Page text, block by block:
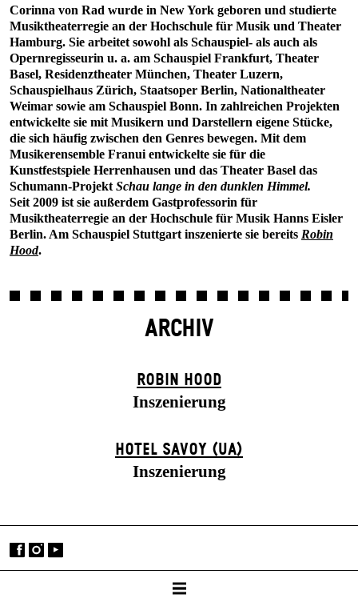
Corinna von Rad wurde in New York geboren und studierte
Musiktheaterregie an der Hochschule für Musik und Theater
Hamburg. Sie arbeitet sowohl als Schauspiel- als auch als
Opernregisseurin u. a. am Schauspiel Frankfurt, Theater
Basel, Residenztheater München, Theater Luzern,
Schauspielhaus Zürich, Staatsoper Berlin, Nationaltheater
Weimar sowie am Schauspiel Bonn. In zahlreichen Projekten
entwickelte sie mit Musikern und Darstellern eigene Stücke,
die sich häufig zwischen den Genres bewegen. Mit dem
Musikerensemble Franui entwickelte sie für die
Kunstfestspiele Herrenhausen und das Theater Basel das
Schumann-Projekt Schau lange in den dunklen Himmel.
Seit 2009 ist sie außerdem Gastprofessorin für
Musiktheaterregie an der Hochschule für Musik Hanns Eisler
Berlin. Am Schauspiel Stuttgart inszenierte sie bereits Robin
Hood.
ARCHIV
ROBIN HOOD
Inszenierung
HOTEL SAVOY (UA)
Inszenierung